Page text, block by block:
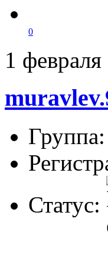
0
1
Группа:
Статус: